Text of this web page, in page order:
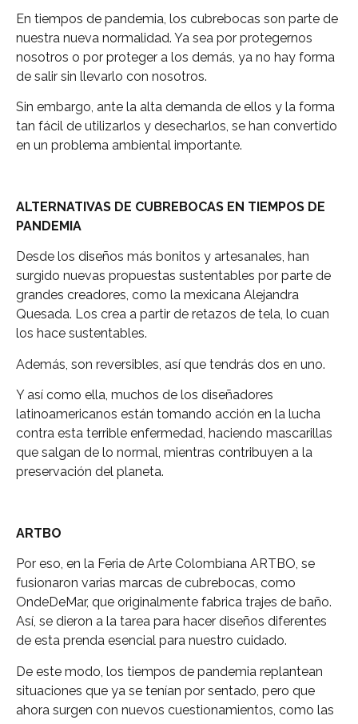
En tiempos de pandemia, los cubrebocas son parte de
nuestra nueva normalidad. Ya sea por protegernos
nosotros o por proteger a los demás, ya no hay forma
de salir sin llevarlo con nosotros.
Sin embargo, ante la alta demanda de ellos y la forma
tan fácil de utilizarlos y desecharlos, se han convertido
en un problema ambiental importante.
ALTERNATIVAS DE CUBREBOCAS EN TIEMPOS DE
PANDEMIA
Desde los diseños más bonitos y artesanales, han
surgido nuevas propuestas sustentables por parte de
grandes creadores, como la mexicana Alejandra
Quesada. Los crea a partir de retazos de tela, lo cuan
los hace sustentables.
Además, son reversibles, así que tendrás dos en uno.
Y así como ella, muchos de los diseñadores
latinoamericanos están tomando acción en la lucha
contra esta terrible enfermedad, haciendo mascarillas
que salgan de lo normal, mientras contribuyen a la
preservación del planeta.
ARTBO
Por eso, en la Feria de Arte Colombiana ARTBO, se
fusionaron varias marcas de cubrebocas, como
OndeDeMar, que originalmente fabrica trajes de baño.
Así, se dieron a la tarea para hacer diseños diferentes
de esta prenda esencial para nuestro cuidado.
De este modo, los tiempos de pandemia replantean
situaciones que ya se tenían por sentado, pero que
ahora surgen con nuevos cuestionamientos, como las